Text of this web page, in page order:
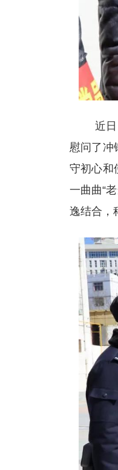
近日，
慰问了冲
守初心和
一曲曲“
逸结合，